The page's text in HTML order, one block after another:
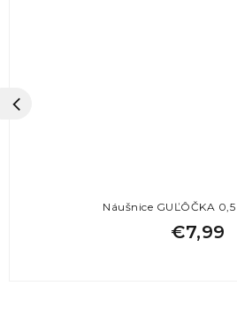
Náušnice GUĽÔČKA
€7,99